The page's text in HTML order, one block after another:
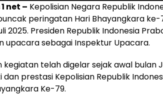
net – Kepolisian Negara Republik
peringatan Hari Bhayangkara ke-
2025. Presiden Republik Indonesia
upacara sebagai Inspektur Upacara.
kegiatan telah digelar sejak awal bulan
prestasi Kepolisian Republik
Ke-79.